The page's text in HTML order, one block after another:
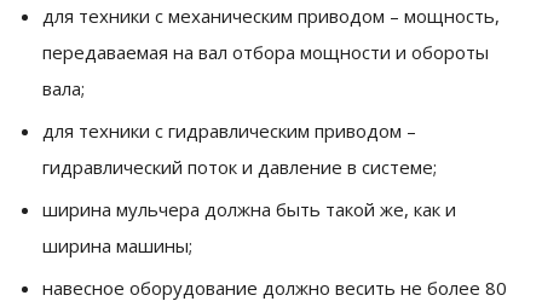
для техники с механическим приводом – мощность,
передаваемая на вал отбора мощности и обороты
вала;
для техники с гидравлическим приводом –
гидравлический поток и давление в системе;
ширина мульчера должна быть такой же, как и
ширина машины;
навесное оборудование должно весить не более 80